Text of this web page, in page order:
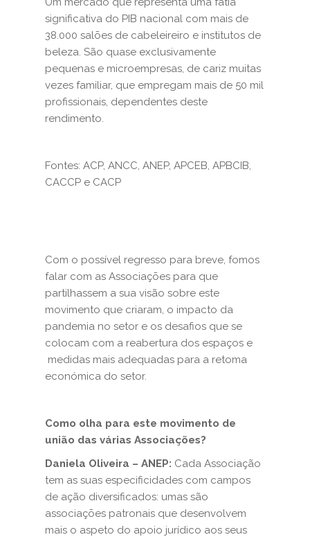
significativa do PIB nacional com mais de
38.000 salões de cabeleireiro e institutos de
beleza. São quase exclusivamente
pequenas e microempresas, de cariz muitas
vezes familiar, que empregam mais de 50 mil
profissionais, dependentes deste
rendimento.
Fontes: ACP, ANCC, ANEP, APCEB, APBCIB,
CACCP e CACP
Com o possível regresso para breve, fomos
falar com as Associações para que
partilhassem a sua visão sobre este
movimento que criaram, o impacto da
pandemia no setor e os desafios que se
colocam com a reabertura dos espaços e
medidas mais adequadas para a retoma
económica do setor.
Como olha para este movimento de
união das várias Associações?
Daniela Oliveira – ANEP: Cada Associação
tem as suas especificidades com campos
de ação diversificados: umas são
associações patronais que desenvolvem
mais o aspeto do apoio jurídico aos seus